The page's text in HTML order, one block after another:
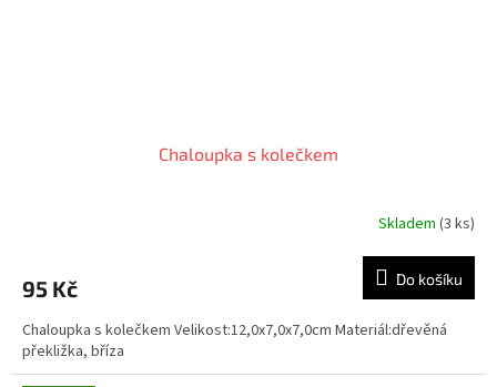
Chaloupka s kolečkem
Skladem (3 ks)
95 Kč Do košíku
Chaloupka s kolečkem Velikost:12,0x7,0x7,0cm Materiál:dřevěná
překližka, bříza